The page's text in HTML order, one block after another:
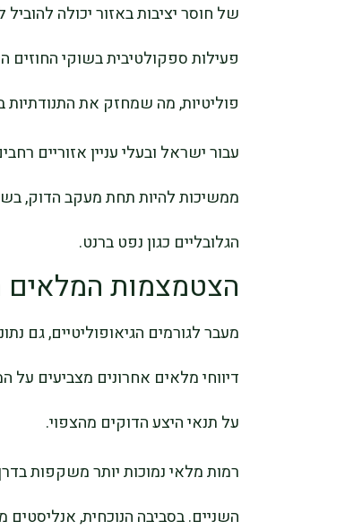
של חוסר יציבות באזור יכולה
פעילות ספקולטיבית בשוקי החוזים
פוליטיות, מה שמחזק את התנודתיות
עבור ישראל ובעלי עניין אזוריים
ממשיכות להיות תחת מעקב הדוק,
הגלובליים כגון נפט ברנט.
הצטמצמות המלאים
מעבר לגורמים הגיאופוליטיים, גם
דיווחי מלאים אחרונים מצביעים על
על תנאי היצע הדוקים מהצפוי.
רמות מלאי נמוכות יותר משקפות
השניים. בסביבה הנוכחית, אנליסטים